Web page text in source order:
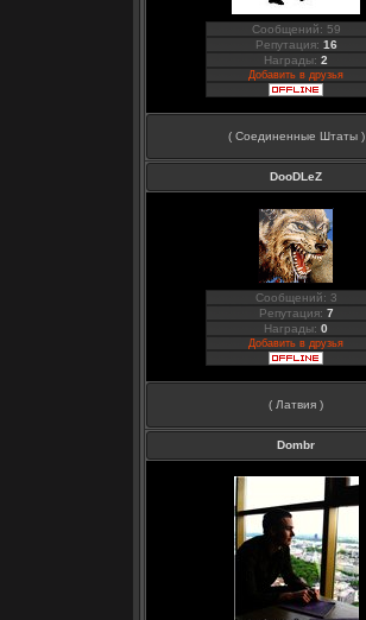
Сообщений: 59
Репутация: 16
Награды: 2
Добавить в друзья
( Соединенные Штаты )
DooDLeZ
Сообщений: 3
Репутация: 7
Награды: 0
Добавить в друзья
( Латвия )
Dombr